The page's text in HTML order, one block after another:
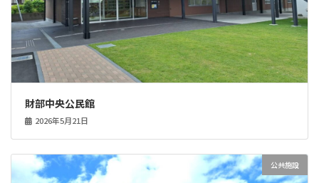
財部中央公民館
2026年5月21日
公共施設